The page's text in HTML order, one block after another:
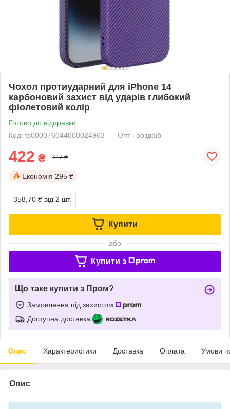
Чохол протиударний для iPhone 14
карбоновий захист від ударів глибокий
фіолетовий колір
Готово до відправки
Код: ts000076044000024963
Опт і роздріб
422 ₴ 717 ₴
Економія 295 ₴
358,70 ₴ від 2 шт.
Купити
або
Купити з
Що таке купити з Пром?
Замовлення під захистом
Доступна доставка
Опис Характеристики Доставка Оплата Умови
Опис